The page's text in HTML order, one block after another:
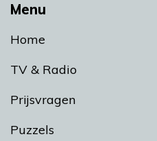
Menu
Home
TV & Radio
Prijsvragen
Puzzels